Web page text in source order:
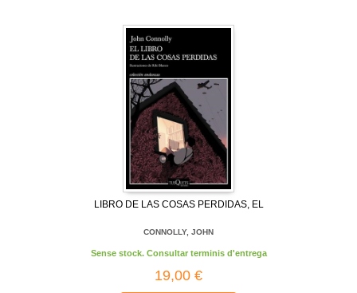
LIBRO DE LAS COSAS PERDIDAS, EL
CONNOLLY, JOHN
Sense stock. Consultar terminis d'entrega
19,00 €